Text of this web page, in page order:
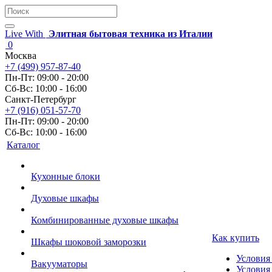
Live With
Элитная бытовая техника из Италии
0
Москва
+7 (499) 957-87-40
Пн-Пт: 09:00 - 20:00
Сб-Вс: 10:00 - 16:00
Санкт-Петербург
+7 (916) 051-57-70
Пн-Пт: 09:00 - 20:00
Сб-Вс: 10:00 - 16:00
Каталог
Кухонные блоки
Духовые шкафы
Комбинированные духовые шкафы
Шкафы шоковой заморозки
Вакууматоры
Как купить
Условия